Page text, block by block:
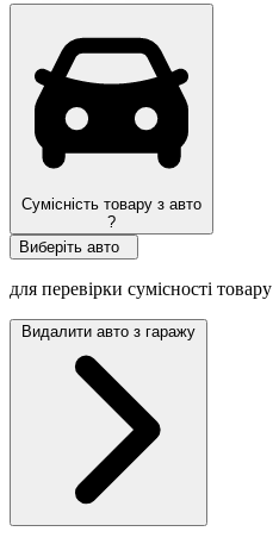
Сумісність товару з авто
?
Виберіть авто
для перевірки сумісності товару
Видалити авто з гаражу